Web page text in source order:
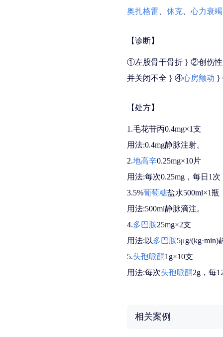
奥扎格雷 休克 心力衰竭
【诊断】
①左股骨干骨折 } ②创伤性
并关闭不全 } ④心房颤动 }
【处方】
1.毛花苷丙0.4mg×1支
用法:0.4mg静脉注射。
2.地高辛0.25mg×10片
用法:每次0.25mg，每日1
3.5%葡萄糖盐水500ml×1瓶
用法:500ml静脉滴注。
4.多巴胺25mg×2支
用法:以多巴胺5μg/
5.头孢哌酮1g×10支
用法:每次头孢哌酮2g，每
相关案例